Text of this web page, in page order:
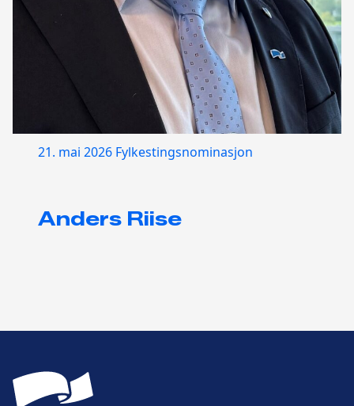
21. mai 2026 Fylkestingsnominasjon
Anders Riise